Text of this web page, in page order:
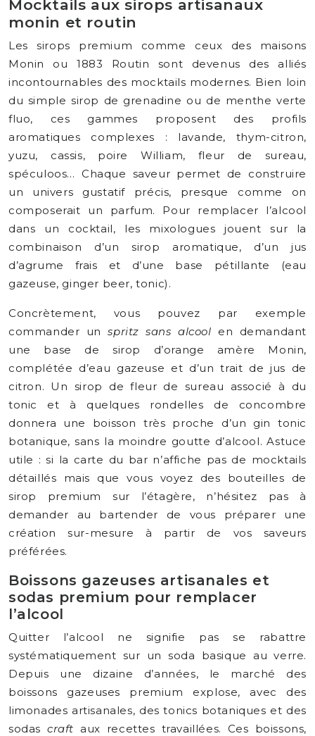
Mocktails aux sirops artisanaux
monin et routin
Les sirops premium comme ceux des maisons
Monin ou 1883 Routin sont devenus des alliés
incontournables des mocktails modernes. Bien loin
du simple sirop de grenadine ou de menthe verte
fluo, ces gammes proposent des profils
aromatiques complexes : lavande, thym-citron,
yuzu, cassis, poire William, fleur de sureau,
spéculoos… Chaque saveur permet de construire
un univers gustatif précis, presque comme on
composerait un parfum. Pour remplacer l’alcool
dans un cocktail, les mixologues jouent sur la
combinaison d’un sirop aromatique, d’un jus
d’agrume frais et d’une base pétillante (eau
gazeuse, ginger beer, tonic).
Concrètement, vous pouvez par exemple
commander unspritz sans alcool en demandant
une base de sirop d’orange amère Monin,
complétée d’eau gazeuse et d’un trait de jus de
citron. Un sirop de fleur de sureau associé à du
tonic et à quelques rondelles de concombre
donnera une boisson très proche d’un gin tonic
botanique, sans la moindre goutte d’alcool. Astuce
utile : si la carte du bar n’affiche pas de mocktails
détaillés mais que vous voyez des bouteilles de
sirop premium sur l’étagère, n’hésitez pas à
demander au bartender de vous préparer une
création sur-mesure à partir de vos saveurs
préférées.
Boissons gazeuses artisanales et
sodas premium pour remplacer
l’alcool
Quitter l’alcool ne signifie pas se rabattre
systématiquement sur un soda basique au verre.
Depuis une dizaine d’années, le marché des
boissons gazeuses premium explose, avec des
limonades artisanales, des tonics botaniques et des
sodas craft aux recettes travaillées. Ces boissons,